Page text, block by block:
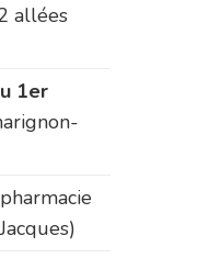
allées
1er
pharmacie